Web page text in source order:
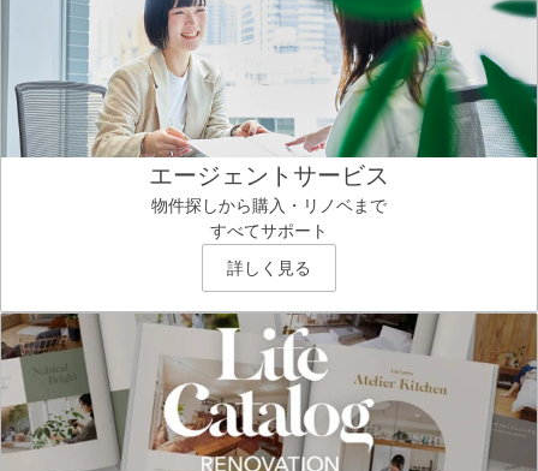
エージェントサービス
物件探しから購入・リノベまで
すべてサポート
詳しく見る